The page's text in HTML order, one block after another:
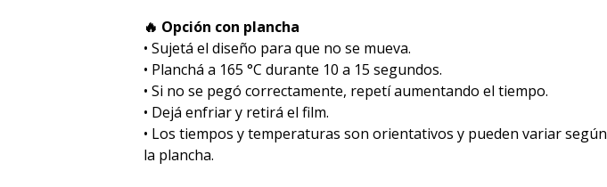
🔥 Opción con plancha
• Sujetá el diseño para que no se mueva.
• Planchá a 165 °C durante 10 a 15 segundos.
• Si no se pegó correctamente, repetí aumentando el tiempo.
• Dejá enfriar y retirá el film.
• Los tiempos y temperaturas son orientativos y pueden variar según
la plancha.